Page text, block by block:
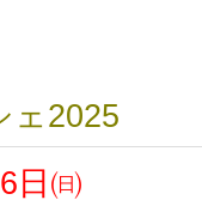
ェ2025
日㈰